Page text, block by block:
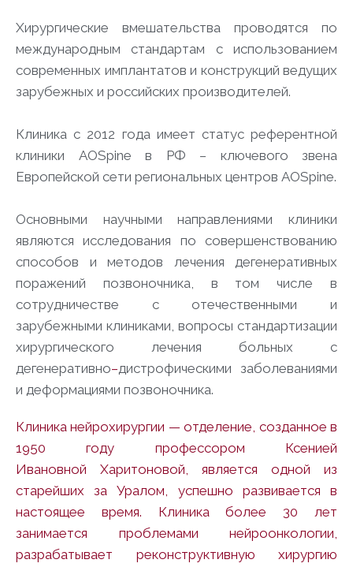
Хирургические вмешательства проводятся по
международным стандартам с использованием
современных имплантатов и конструкций ведущих
зарубежных и российских производителей.
Клиника с 2012 года имеет статус референтной
клиники AOSpine в РФ – ключевого звена
Европейской сети региональных центров AOSpine.
Основными научными направлениями клиники
являются исследования по совершенствованию
способов и методов лечения дегенеративных
поражений позвоночника, в том числе в
сотрудничестве с отечественными и
зарубежными клиниками, вопросы стандартизации
хирургического лечения больных с
дегенеративно–дистрофическими заболеваниями
и деформациями позвоночника.
Клиника нейрохирургии — отделение, созданное в
1950 году профессором Ксенией
Ивановной Харитоновой, является одной из
старейших за Уралом, успешно развивается в
настоящее время. Клиника более 30 лет
занимается проблемами нейроонкологии,
разрабатывает реконструктивную хирургию